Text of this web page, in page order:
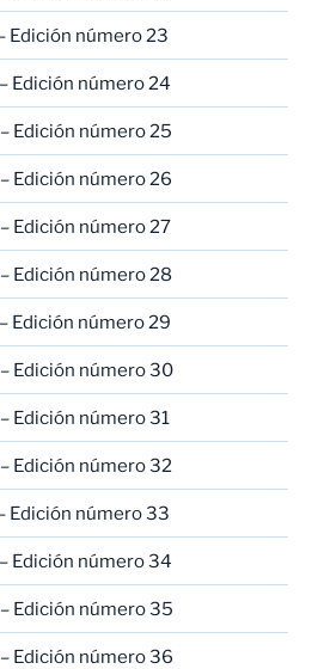
Edición número 23
Edición número 24
Edición número 25
Edición número 26
Edición número 27
Edición número 28
Edición número 29
Edición número 30
Edición número 31
Edición número 32
Edición número 33
Edición número 34
Edición número 35
Edición número 36